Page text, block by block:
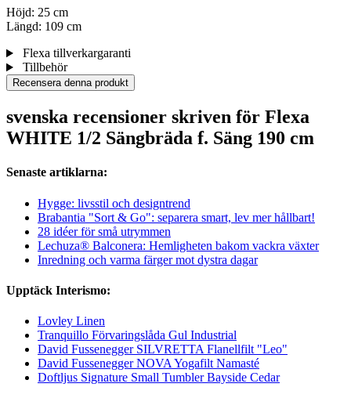
Höjd: 25 cm
Längd: 109 cm
Flexa tillverkargaranti
Tillbehör
Recensera denna produkt
svenska recensioner skriven för Flexa
WHITE 1/2 Sängbräda f. Säng 190 cm
Senaste artiklarna:
Hygge: livsstil och designtrend
Brabantia "Sort & Go": separera smart, lev mer hållbart!
28 idéer för små utrymmen
Lechuza® Balconera: Hemligheten bakom vackra växter
Inredning och varma färger mot dystra dagar
Upptäck Interismo:
Lovley Linen
Tranquillo Förvaringslåda Gul Industrial
David Fussenegger SILVRETTA Flanellfilt "Leo"
David Fussenegger NOVA Yogafilt Namasté
Doftljus Signature Small Tumbler Bayside Cedar